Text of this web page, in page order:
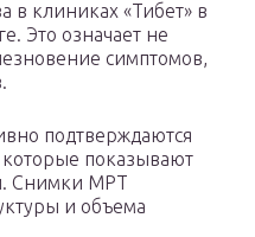
в клиниках «Тибет» в
Это означает не
симптомов,
подтверждаются
показывают
Снимки МРТ
и объема